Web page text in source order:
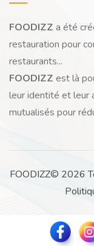
FOODIZZ a été
restauration pour
restaurants...
FOODIZZ est là
leur identité et leur
mutualisés pour
FOODIZZ© 2026